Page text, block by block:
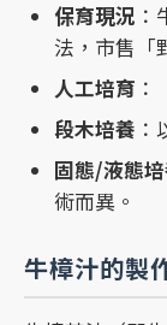
保育現況
法，市售「
人工培育 ：
段木培養
固態/液態
術而異。
牛樟汁的製